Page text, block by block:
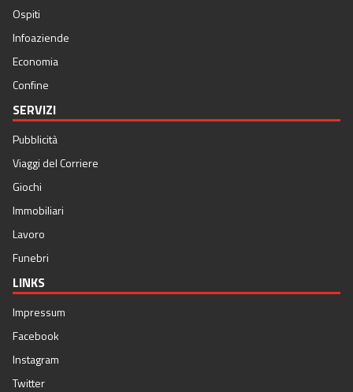
Ospiti
Infoaziende
Economia
Confine
SERVIZI
Pubblicità
Viaggi del Corriere
Giochi
Immobiliari
Lavoro
Funebri
LINKS
Impressum
Facebook
Instagram
Twitter